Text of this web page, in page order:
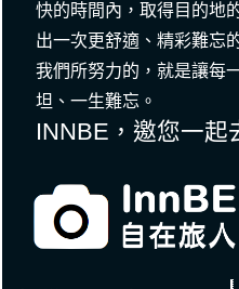
快的時間內，取得目的地
出一次更舒適、精彩難忘
我們所努力的，就是讓每
坦、一生難忘。
INNBE，邀您一起